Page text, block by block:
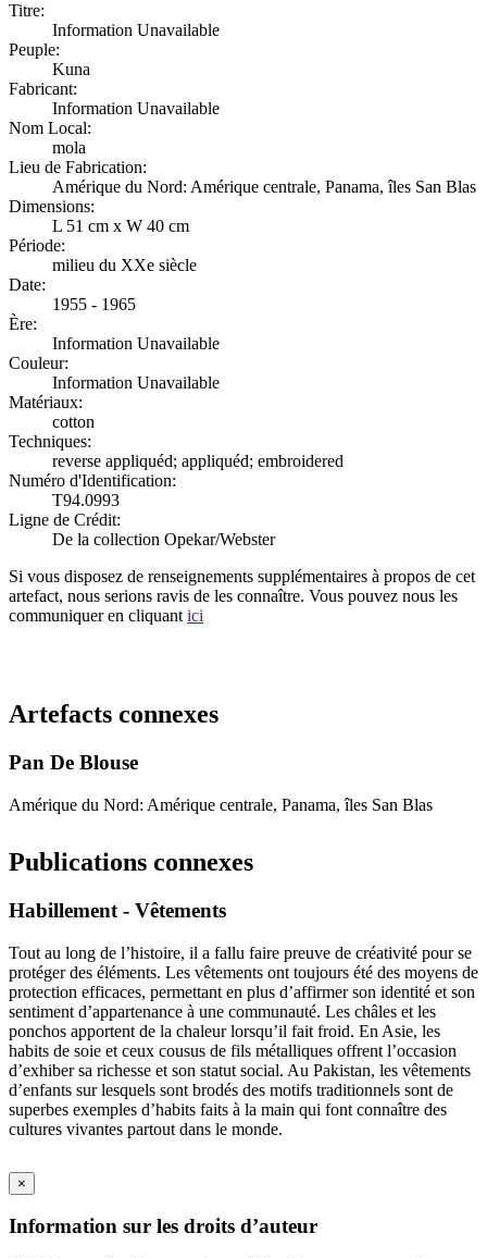
Titre:
Information Unavailable
Peuple:
Kuna
Fabricant:
Information Unavailable
Nom Local:
mola
Lieu de Fabrication:
Amérique du Nord: Amérique centrale, Panama, îles San Blas
Dimensions:
L 51 cm x W 40 cm
Période:
milieu du XXe siècle
Date:
1955 - 1965
Ère:
Information Unavailable
Couleur:
Information Unavailable
Matériaux:
cotton
Techniques:
reverse appliquéd; appliquéd; embroidered
Numéro d'Identification:
T94.0993
Ligne de Crédit:
De la collection Opekar/Webster
Si vous disposez de renseignements supplémentaires à propos de cet
artefact, nous serions ravis de les connaître. Vous pouvez nous les
communiquer en cliquant ici
Artefacts connexes
Pan De Blouse
Amérique du Nord: Amérique centrale, Panama, îles San Blas
Publications connexes
Habillement - Vêtements
Tout au long de l’histoire, il a fallu faire preuve de créativité pour se
protéger des éléments. Les vêtements ont toujours été des moyens de
protection efficaces, permettant en plus d’affirmer son identité et son
sentiment d’appartenance à une communauté. Les châles et les
ponchos apportent de la chaleur lorsqu’il fait froid. En Asie, les
habits de soie et ceux cousus de fils métalliques offrent l’occasion
d’exhiber sa richesse et son statut social. Au Pakistan, les vêtements
d’enfants sur lesquels sont brodés des motifs traditionnels sont de
superbes exemples d’habits faits à la main qui font connaître des
cultures vivantes partout dans le monde.
×
Information sur les droits d’auteur